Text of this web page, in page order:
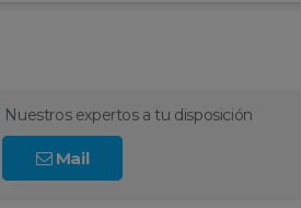
Nuestros expertos a tu disposición
Mail